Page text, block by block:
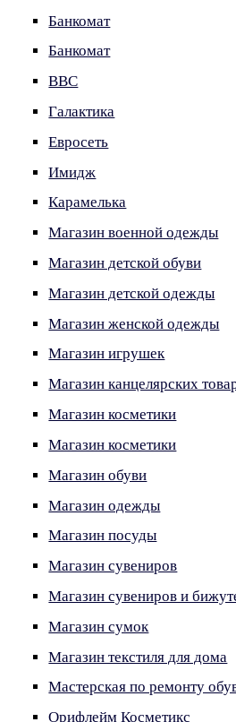
Банкомат
Банкомат
ВВС
Галактика
Евросеть
Имидж
Карамелька
Магазин военной одежды
Магазин детской обуви
Магазин детской одежды
Магазин женской одежды
Магазин игрушек
Магазин канцелярских
Магазин косметики
Магазин косметики
Магазин обуви
Магазин одежды
Магазин посуды
Магазин сувениров
Магазин сувениров и
Магазин сумок
Магазин текстиля для дома
Мастерская по ремонту
Орифлейм Косметикс